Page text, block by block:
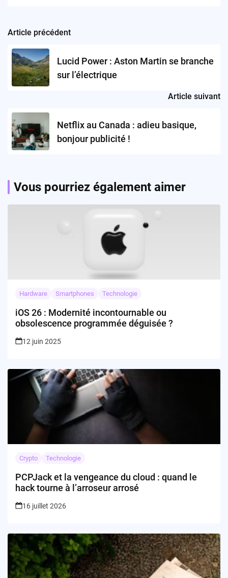
Post
navigation
Article précédent
Lucid Power : Aston Martin se branche
sur l’électrique
Article suivant
Netflix au Canada : adieu basique,
bonjour publicité !
Vous pourriez également aimer
Hardware Smartphones Technologie
iOS 26 : Modernité incontournable ou
obsolescence programmée déguisée ?
12 juin 2025
Crypto Technologie
PCPJack et la vengeance du cloud : quand le
hack tourne à l’arroseur arrosé
16 juillet 2026